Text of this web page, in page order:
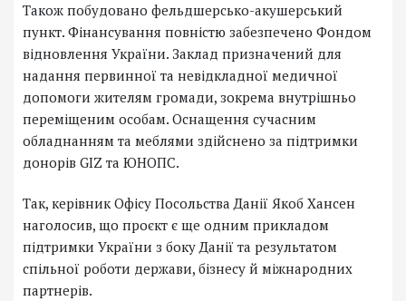
Також побудовано фельдшерсько-акушерський
пункт. Фінансування повністю забезпечено Фондом
відновлення України. Заклад призначений для
надання первинної та невідкладної медичної
допомоги жителям громади, зокрема внутрішньо
переміщеним особам. Оснащення сучасним
обладнанням та меблями здійснено за підтримки
донорів GIZ та ЮНОПС.
Так, керівник Офісу Посольства Данії Якоб Хансен
наголосив, що проєкт є ще одним прикладом
підтримки України з боку Данії та результатом
спільної роботи держави, бізнесу й міжнародних
партнерів.